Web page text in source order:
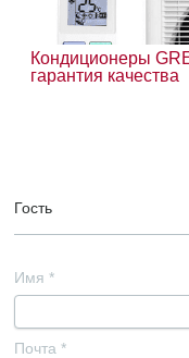
Кондиционеры
гарантия качества
Гость
Имя *
Почта *